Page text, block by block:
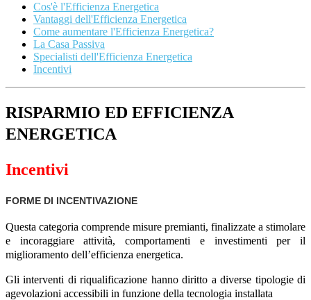
Cos'è l'Efficienza Energetica
Vantaggi dell'Efficienza Energetica
Come aumentare l'Efficienza Energetica?
La Casa Passiva
Specialisti dell'Efficienza Energetica
Incentivi
RISPARMIO ED EFFICIENZA
ENERGETICA
Incentivi
FORME DI INCENTIVAZIONE
Questa categoria comprende misure premianti, finalizzate a stimolare
e incoraggiare attività, comportamenti e investimenti per il
miglioramento dell’efficienza energetica.
Gli interventi di riqualificazione hanno diritto a diverse tipologie di
agevolazioni accessibili in funzione della tecnologia installata